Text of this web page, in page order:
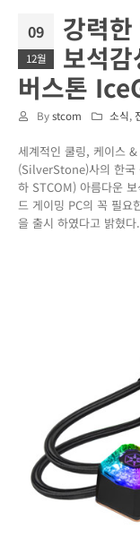
09
12월
강력
보석
버스톤
Bystcom 소식,
세계적인 쿨링, 케이스
(SilverStone)사의 한국
하 STCOM) 아름다운
드 게이밍 PC의 꼭 필
을 출시 하였다고 밝혔다.